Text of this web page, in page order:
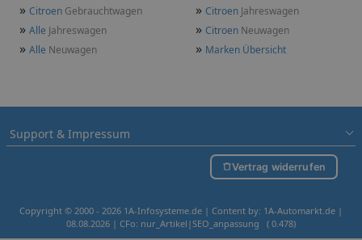
» Citroen Gebrauchtwagen » Citroen Jahreswagen
» Alle Jahreswagen » Citroen Neuwagen
» Alle Neuwagen » Marken Übersicht
Support & Impressum
Vertrag widerrufen
Copyright © 2000 - 2026 1A-Infosysteme.de | Content by: 1A-Automarkt.de |
08.08.2026 | CFo: nur_Artikel|SEO_anpassung ( 0.478)